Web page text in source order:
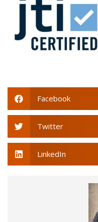
Facebook
Twitter
LinkedIn